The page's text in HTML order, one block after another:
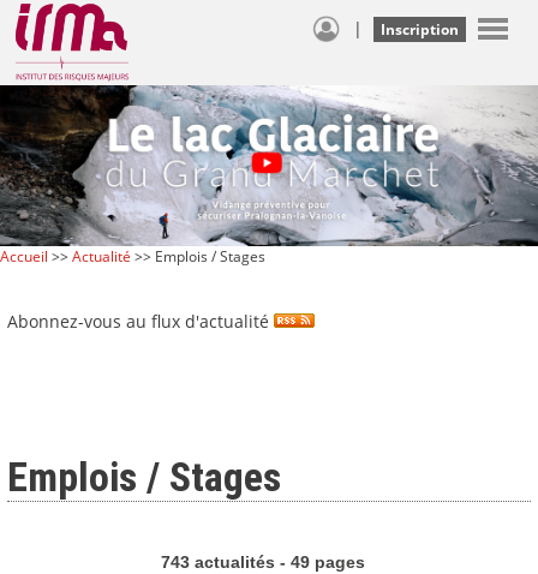
| Inscription
Accueil >>Actualité >> Emplois / Stages
Abonnez-vous au flux d'actualité
Emplois / Stages
743 actualités - 49 pages